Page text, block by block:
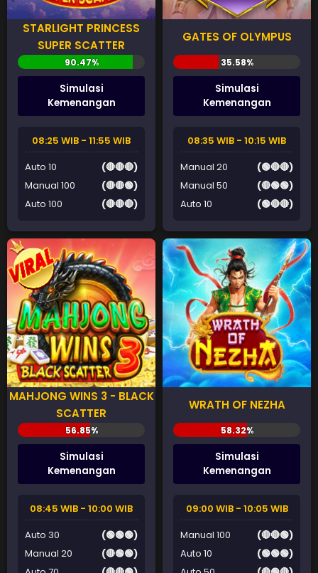
STARLIGHT PRINCESS
SUPER SCATTER
Simulasi
Kemenangan
08:25 WIB - 11:55 WIB
Auto 10
(🔴🔴🔴)
Manual 100
(🔴🔴🟢)
Auto 100
(🔴🔴🔴)
GATES OF OLYMPUS
Simulasi
Kemenangan
08:35 WIB - 10:15 WIB
Manual 20
(🟢🔴🔴)
Manual 50
(🔴🟢🟢)
Auto 10
(🟢🔴🔴)
MAHJONG WINS 3 - BLACK
SCATTER
Simulasi
Kemenangan
08:45 WIB - 10:00 WIB
Auto 30
(🟢🟢🟢)
Manual 20
(🔴🟢🟢)
WRATH OF NEZHA
Simulasi
Kemenangan
09:00 WIB - 10:05 WIB
Manual 100
(🔴🔴🟢)
Auto 10
(🟢🟢🟢)